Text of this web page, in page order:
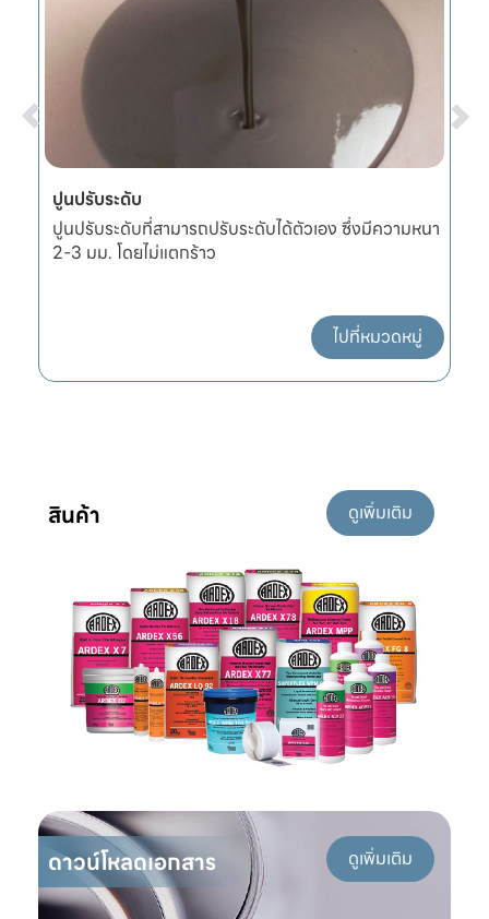
ปูนปรับระดับ
ปูนปรับระดับที่สามารถปรับระดับได้ตัวเอง ซึ่งมีความหนา
2-3 มม. โดยไม่แตกร้าว
ไปที่หมวดหมู่
สินค้า ดูเพิ่มเติม
ดาวน์โหลดเอกสาร ดูเพิ่มเติม